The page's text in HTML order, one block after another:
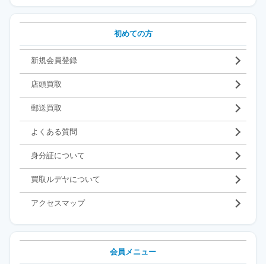
初めての方
新規会員登録
店頭買取
郵送買取
よくある質問
身分証について
買取ルデヤについて
アクセスマップ
会員メニュー